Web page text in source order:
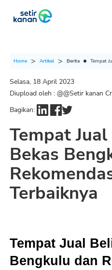
Home Artikel Berita Tempat
Selasa, 18 April 2023
Diupload oleh : @@Setir kanan
Bagikan:
Tempat
Bekas
Terbaiknya
Tempat Jual
Bengkulu dan